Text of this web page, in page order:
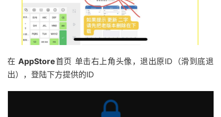
在AppStore首页 单击右上角头像，退出原ID（滑到底退
出），登陆下方提供的ID